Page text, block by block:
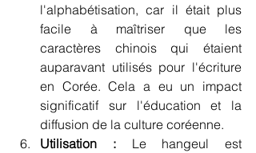
l'alphabétisation, car il était plus
facile à maîtriser que les
caractères chinois qui étaient
auparavant utilisés pour l'écriture
en Corée. Cela a eu un impact
significatif sur l'éducation et la
diffusion de la culture coréenne.
Utilisation : Le hangeul est